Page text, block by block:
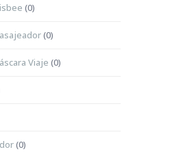
(0)
(0)
Viaje (0)
(0)